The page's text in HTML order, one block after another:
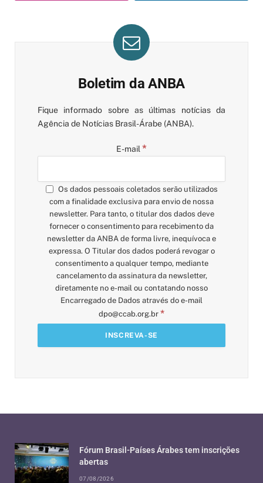
Boletim da ANBA
Fique informado sobre as últimas notícias da
Agência de Notícias Brasil-Árabe (ANBA).
E-mail *
Os dados pessoais coletados serão utilizados
com a finalidade exclusiva para envio de nossa
newsletter. Para tanto, o titular dos dados deve
fornecer o consentimento para recebimento da
newsletter da ANBA de forma livre, inequívoca e
expressa. O Titular dos dados poderá revogar o
consentimento a qualquer tempo, mediante
cancelamento da assinatura da newsletter,
diretamente no e-mail ou contatando nosso
Encarregado de Dados através do e-mail
dpo@ccab.org.br *
Fórum Brasil-Países Árabes tem inscrições
abertas
07/08/2026